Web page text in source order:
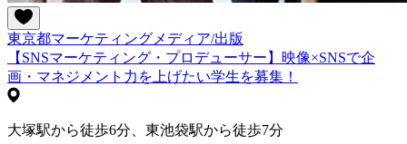
東京都マーケティング メディア/出版
【SNSマーケティング・プロデューサー】映像×SNSで企
画・マネジメント力を上げたい学生を募集！
大塚駅から徒歩6分、東池袋駅から徒歩7分